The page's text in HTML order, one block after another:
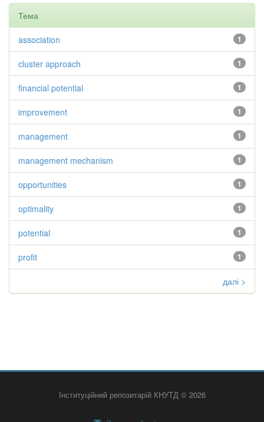
Тема
1
association
1
cluster approach
1
financial potential
1
improvement
1
management
1
management mechanism
1
opportunities
1
optimality
1
potential
1
profit
далі >
Інституційний репозитарій КНУТД © 2026